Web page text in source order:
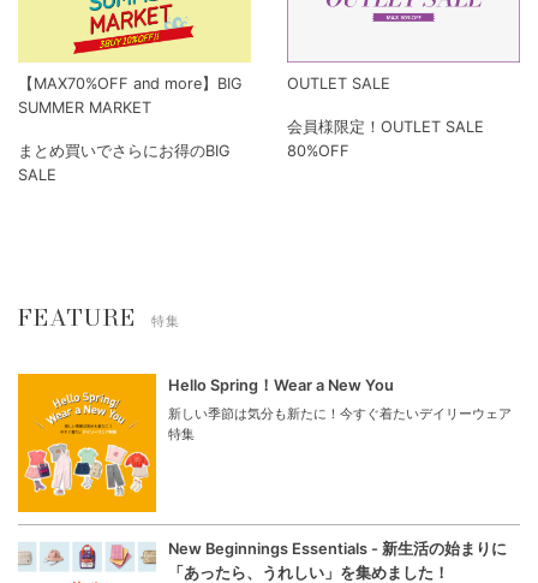
【MAX70%OFF and more】BIG
SUMMER MARKET
まとめ買いでさらにお得のBIG
SALE
OUTLET SALE
会員様限定！OUTLET SALE
80%OFF
FEATURE 特集
Hello Spring！Wear a New You
新しい季節は気分も新たに！今すぐ着たいデイリーウェア
特集
New Beginnings Essentials - 新生活の始まりに
「あったら、うれしい」を集めました！